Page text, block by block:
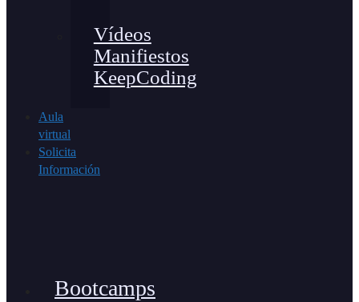
Vídeos
Manifiestos
KeepCoding
Aula
virtual
Solicita
Información
Bootcamps